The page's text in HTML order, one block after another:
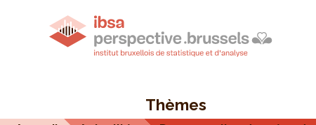
Thèmes